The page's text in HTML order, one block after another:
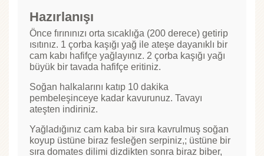
Hazırlanışı
Önce fırınınızı orta sıcaklığa (200 derece) getirip
ısıtınız. 1 çorba kaşığı yağ ile ateşe dayanıklı bir
cam kabı hafifçe yağlayınız. 2 çorba kaşığı yağı
büyük bir tavada hafifçe eritiniz.
Soğan halkalarını katıp 10 dakika
pembeleşinceye kadar kavurunuz. Tavayı
ateşten indiriniz.
Yağladığınız cam kaba bir sıra kavrulmuş soğan
koyup üstüne biraz fesleğen serpiniz,; üstüne bir
sıra domates dilimi dizdikten sonra biraz biber,